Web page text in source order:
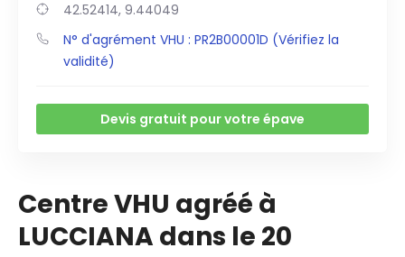
42.52414, 9.44049
N° d'agrément VHU : PR2B00001D (Vérifiez la
validité)
Devis gratuit pour votre épave
Centre VHU agréé à
LUCCIANA dans le 20